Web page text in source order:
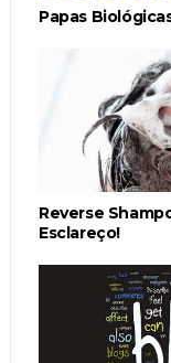
Papas
Reverse
Esclareço!